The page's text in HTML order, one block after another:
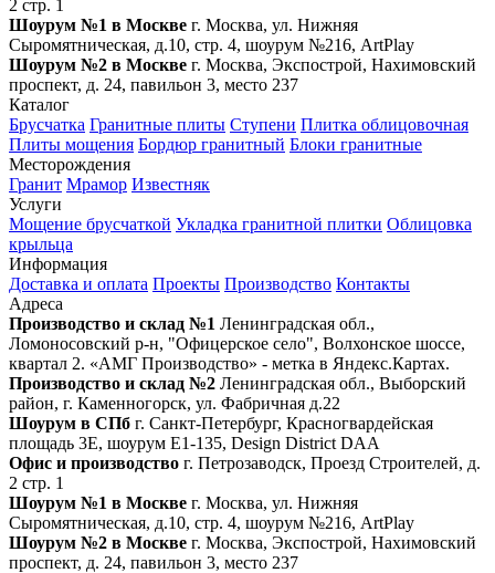
2 стр. 1
Шоурум №1 в Москве г. Москва, ул. Нижняя
Сыромятническая, д.10, стр. 4, шоурум №216, ArtPlay
Шоурум №2 в Москве г. Москва, Экспострой, Нахимовский
проспект, д. 24, павильон 3, место 237
Каталог
Брусчатка Гранитные плиты Ступени Плитка облицовочная
Плиты мощения Бордюр гранитный Блоки гранитные
Месторождения
Гранит Мрамор Известняк
Услуги
Мощение брусчаткой Укладка гранитной плитки Облицовка
крыльца
Информация
Доставка и оплата Проекты Производство Контакты
Адреса
Производство и склад №1 Ленинградская обл.,
Ломоносовский р-н, "Офицерское село", Волхонское шоссе,
квартал 2. «АМГ Производство» - метка в Яндекс.Картах.
Производство и склад №2 Ленинградская обл., Выборский
район, г. Каменногорск, ул. Фабричная д.22
Шоурум в СПб г. Санкт‑Петербург, Красногвардейская
площадь 3Е, шоурум Е1-135, Design District DAA
Офис и производство г. Петрозаводск, Проезд Строителей, д.
2 стр. 1
Шоурум №1 в Москве г. Москва, ул. Нижняя
Сыромятническая, д.10, стр. 4, шоурум №216, ArtPlay
Шоурум №2 в Москве г. Москва, Экспострой, Нахимовский
проспект, д. 24, павильон 3, место 237